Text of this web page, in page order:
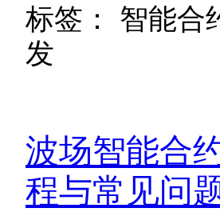
标签： 智能合
发
波场智能合
程与常见问